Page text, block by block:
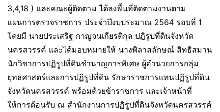
3,4,18 ) และคณะผู้ติดตาม ได้ลงพื้นที่ติดตามงานตาม
แผนการตรวจราชการ ประจำปีงบประมาณ 2564 รอบที่ 1
โดยมี นายประเสริฐ กาญจนเกียรติกุล ปฏิรูปที่ดินจังหวัด
นครสวรรค์ และได้มอบหมายให้ นางพิลาสลักษณ์ สิทธิสมาน
นักวิชาการปฏิรูปที่ดินชำนาญการพิเศษ ผู้อำนวยการกลุ่ม
ยุทธศาสตร์และการปฏิรูปที่ดิน รักษาราชการแทนปฏิรูปที่ดิน
จังหวัดนครสวรรค์ พร้อมด้วยข้าราชการ และเจ้าหน้าที่
ให้การต้อนรับ ณ สำนักงานการปฏิรูปที่ดินจังหวัดนครสวรรค์